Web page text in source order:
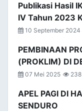
Publikasi Hasil
IV Tahun 2023
10 September 2024
PEMBINAAN
(PROKLIM) DI
07 Mei 2025
APEL PAGI DI
SENDURO